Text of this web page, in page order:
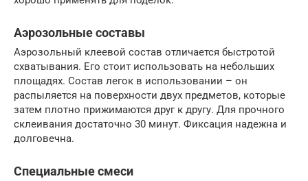
Аэрозольные составы
Аэрозольный клеевой состав отличается быстротой
схватывания. Его стоит использовать на небольших
площадях. Состав легок в использовании – он
распыляется на поверхности двух предметов, которые
затем плотно прижимаются друг к другу. Для прочного
склеивания достаточно 30 минут. Фиксация надежна и
долговечна.
Специальные смеси